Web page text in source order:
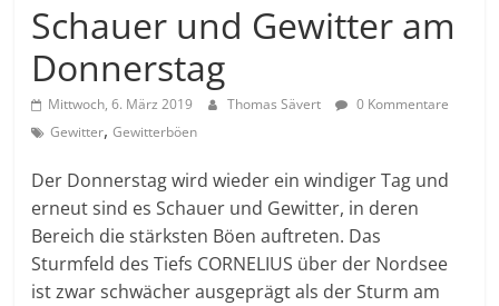
Schauer und Gewitter am
Donnerstag
Mittwoch, 6. März 2019 Thomas Sävert
0 Kommentare
Gewitter,Gewitterböen
Der Donnerstag wird wieder ein windiger Tag und
erneut sind es Schauer und Gewitter, in deren
Bereich die stärksten Böen auftreten. Das
Sturmfeld des Tiefs CORNELIUS über der Nordsee
ist zwar schwächer ausgeprägt als der Sturm am